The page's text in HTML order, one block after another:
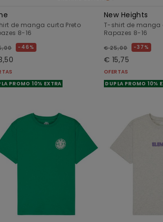
de manga curta Preto
8-16
46%
PROMO 10% EXTRA
New Heights
T-shirt de manga
Rapazes 8-16
€ 25,00 37%
€ 15,75
OFERTAS
DUPLA PROMO 10%